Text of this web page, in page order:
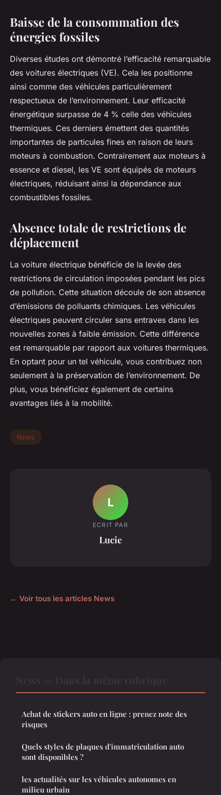
Baisse de la consommation des
énergies fossiles
Diverses études ont démontré l’efficacité remarquable
des voitures électriques (VE). Cela les positionne
ainsi comme des véhicules particulièrement
respectueux de l’environnement. Leur efficacité
énergétique surpasse de 4 % celle des véhicules
thermiques. Ces derniers émettent des quantités
importantes de particules fines en raison de leurs
moteurs à combustion. Contrairement aux moteurs à
essence et diesel, les VE sont équipés de moteurs
électriques, réduisant ainsi la dépendance aux
combustibles fossiles.
Absence totale de restrictions de
déplacement
La voiture électrique bénéficie de la levée des
restrictions de circulation imposées pendant les pics
de pollution. Cette situation découle de son absence
d’émissions de polluants chimiques. Les véhicules
électriques peuvent circuler sans entraves dans les
nouvelles zones à faible émission. Cette différence
est remarquable par rapport aux voitures thermiques.
En optant pour un tel véhicule, vous contribuez non
seulement à la préservation de l’environnement. De
plus, vous bénéficiez également de certains
avantages liés à la mobilité.
News
L
ECRIT PAR
Lucie
← Voir tous les articles News
Achat de stickers auto en ligne : prenez note des
risques
Quels styles de plaques d'immatriculation auto
sont disponibles ?
les actualités sur les véhicules autonomes en
milieu urbain